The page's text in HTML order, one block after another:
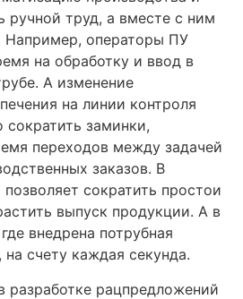
ручной труд, а вместе с ним
Например, операторы ПУ
на обработку и ввод в
А изменение
на линии контроля
сократить заминки,
переходов между задачей
заказов. В
сократить простои
выпуск продукции. А в
внедрена потрубная
счету каждая секунда.
разработке рацпредложений